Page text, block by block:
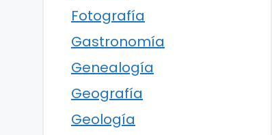
Fotografía
Gastronomía
Genealogía
Geografía
Geología